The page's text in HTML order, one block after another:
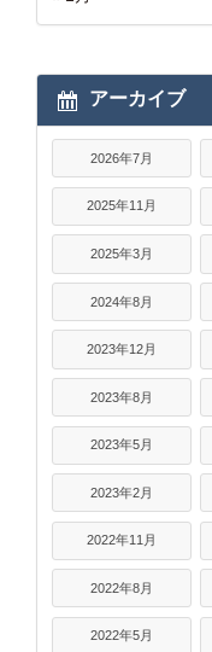
アーカイブ
2026年7月
2025年11月
2025年3月
2024年8月
2023年12月
2023年8月
2023年5月
2023年2月
2022年11月
2022年8月
2022年5月